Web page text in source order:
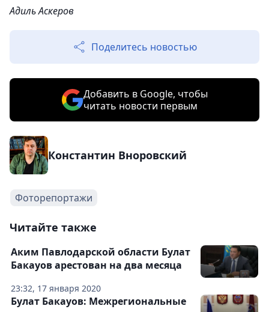
Адиль Аскеров
Поделитесь новостью
Добавить в Google, чтобы
читать новости первым
Константин Вноровский
Фоторепортажи
Читайте также
23:32, 17 января 2020
Аким Павлодарской области Булат
Бакауов арестован на два месяца
Булат Бакауов: Межрегиональные